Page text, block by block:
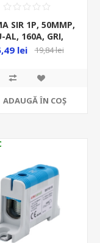
SIR 1P, 50MMP,
AL, 160A, GRI,
lei 19,84 lei
ADAUGĂ ȊN COŞ